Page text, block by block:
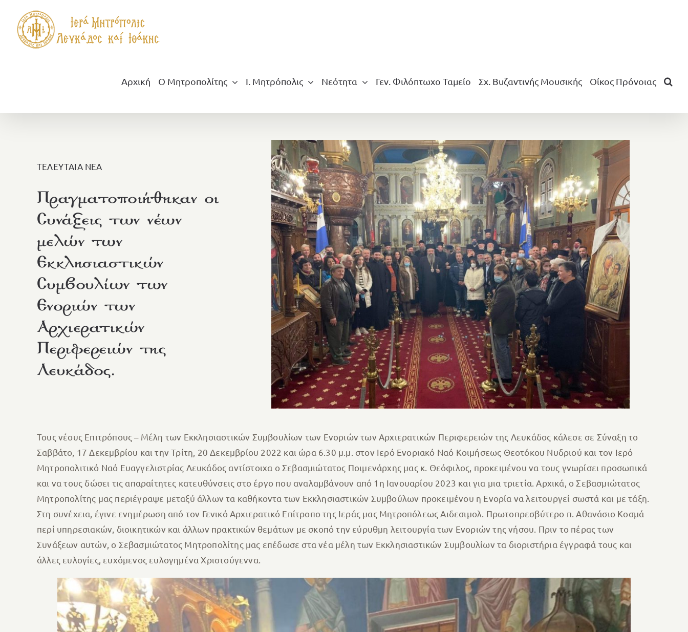
περιεχόμενο
Αρχική Ο Μητροπολίτης Ι. Μητρόπολις Νεότητα Γεν. Φιλόπτωχο Ταμείο Σχ. Βυζαντινής Μουσικής Οίκος Πρόνοιας
ΤΕΛΕΥΤΑΙΑ ΝΕΑ
Πραγματοποιήθηκαν οι
Συνάξεις των νέων
μελών των
Εκκλησιαστικών
Συμβουλίων των
Ενοριών των
Αρχιερατικών
Περιφερειών της
Λευκάδος.
Τους νέους Επιτρόπους – Mέλη των Εκκλησιαστικών Συμβουλίων των Ενοριών των Αρχιερατικών Περιφερειών της Λευκάδος κάλεσε σε Σύναξη το
Σαββάτο, 17 Δεκεμβρίου και την Τρίτη, 20 Δεκεμβρίου 2022 και ώρα 6.30 μ.μ. στον Ιερό Ενοριακό Ναό Κοιμήσεως Θεοτόκου Νυδριού και τον Ιερό
Μητροπολιτικό Ναό Ευαγγελιστρίας Λευκάδος αντίστοιχα ο Σεβασμιώτατος Ποιμενάρχης μας κ. Θεόφιλος, προκειμένου να τους γνωρίσει προσωπικά
και να τους δώσει τις απαραίτητες κατευθύνσεις στο έργο που αναλαμβάνουν από 1η Ιανουαρίου 2023 και για μια τριετία. Αρχικά, ο Σεβασμιώτατος
Μητροπολίτης μας περιέγραψε μεταξύ άλλων τα καθήκοντα των Eκκλησιαστικών Συμβούλων προκειμένου η Ενορία να λειτουργεί σωστά και με τάξη.
Στη συνέχεια, έγινε ενημέρωση από τον Γενικό Αρχιερατικό Επίτροπο της Ιεράς μας Μητροπόλεως Αιδεσιμολ. Πρωτοπρεσβύτερο π. Αθανάσιο Κοσμά
περί υπηρεσιακών, διοικητικών και άλλων πρακτικών θεμάτων με σκοπό την εύρυθμη λειτουργία των Ενοριών της νήσου. Πριν το πέρας των
Συνάξεων αυτών, ο Σεβασμιώτατος Μητροπολίτης μας επέδωσε στα νέα μέλη των Εκκλησιαστικών Συμβουλίων τα διοριστήρια έγγραφά τους και
άλλες ευλογίες, ευχόμενος ευλογημένα Χριστούγεννα.